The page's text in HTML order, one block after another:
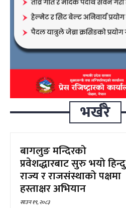
भर्खरै
बागलुङ मन्दिरको
प्रवेशद्धारबाट सुरु भयो हिन्दु
राज्य र राजसंस्थाको पक्षमा
हस्ताक्षर अभियान
साउन १९, २०८३